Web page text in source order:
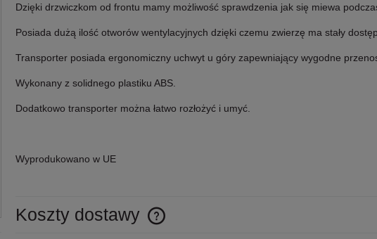
Dzięki drzwiczkom od frontu mamy możliwość sprawdzenia jak się miewa
Posiada dużą ilość otworów wentylacyjnych dzięki czemu zwierzę ma stały
Transporter posiada ergonomiczny uchwyt u góry zapewniający wygodne
Wykonany z solidnego plastiku ABS.
Dodatkowo transporter można łatwo rozłożyć i umyć.
Wyprodukowano w UE
Koszty dostawy